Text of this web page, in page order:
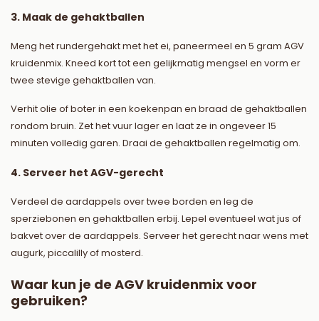
3. Maak de gehaktballen
Meng het rundergehakt met het ei, paneermeel en 5 gram AGV
kruidenmix. Kneed kort tot een gelijkmatig mengsel en vorm er
twee stevige gehaktballen van.
Verhit olie of boter in een koekenpan en braad de gehaktballen
rondom bruin. Zet het vuur lager en laat ze in ongeveer 15
minuten volledig garen. Draai de gehaktballen regelmatig om.
4. Serveer het AGV-gerecht
Verdeel de aardappels over twee borden en leg de
sperziebonen en gehaktballen erbij. Lepel eventueel wat jus of
bakvet over de aardappels. Serveer het gerecht naar wens met
augurk, piccalilly of mosterd.
Waar kun je de AGV kruidenmix voor
gebruiken?